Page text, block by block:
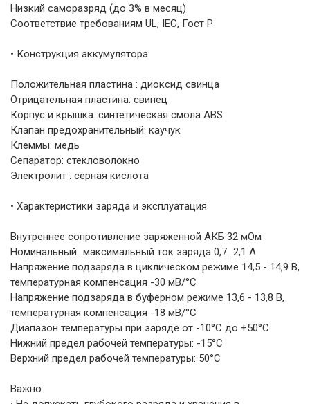
Низкий саморазряд (до 3% в месяц)
Соответствие требованиям UL, IEC, Гост Р
• Конструкция аккумулятора:
Положительная пластина : диоксид свинца
Отрицательная пластина: свинец
Корпус и крышка: синтетическая смола ABS
Клапан предохранительный: каучук
Клеммы: медь
Сепаратор: стекловолокно
Электролит : серная кислота
• Характеристики заряда и эксплуатация
Внутреннее сопротивление заряженной АКБ 32 мОм
Номинальный...максимальный ток заряда 0,7…2,1 A
Напряжение подзаряда в циклическом режиме 14,5 - 14,9 В,
температурная компенсация -30 мВ/°С
Напряжение подзаряда в буферном режиме 13,6 - 13,8 В,
температурная компенсация -18 мВ/°С
Диапазон температуры при заряде от -10°С до +50°С
Нижний предел рабочей температуры: -15°С
Верхний предел рабочей температуры: 50°С
Важно: